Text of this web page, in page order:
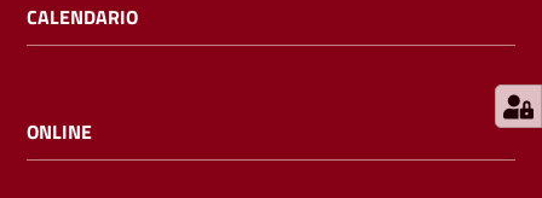
i
l
CALENDARIO
ONLINE